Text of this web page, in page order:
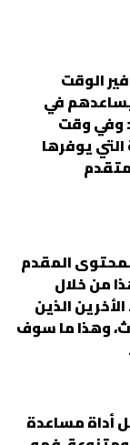
الوقت
يساعدهم في
وفي وقت
يوفرها
المقدم
من خلال
الذين
وهذا ما سوف
أداة مساعدة